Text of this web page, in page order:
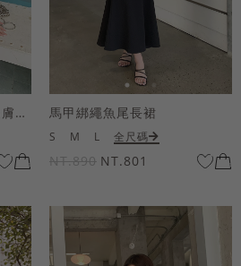
兩件式-肩可調混色背心透膚上衣套組 馬甲綁繩魚尾長裙
S M L 全尺碼
NT.890 NT.801